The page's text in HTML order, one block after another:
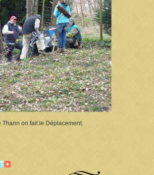
Thann on fait le Déplacement.